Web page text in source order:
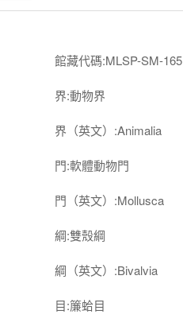
館藏代碼:MLSP-SM-165
界:動物界
界（英文）:Animalia
門:軟體動物門
門（英文）:Mollusca
綱:雙殼綱
綱（英文）:Bivalvia
目:簾蛤目